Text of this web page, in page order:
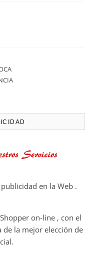
en la Web .
on-line , con el
de la mejor elección de